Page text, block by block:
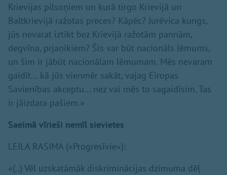
Krievijas pilsoņiem un kurā tirgo Krievijā un
Baltkrievijā ražotas preces? Kāpēc? Jurēvica kungs,
jūs nevarat iztikt bez Krievijā ražotām pannām,
degvīna, prjaņikiem? Šis var būt nacionāls lēmums,
un šim ir jābūt nacionālam lēmumam. Mēs nevaram
gaidīt... kā jūs vienmēr sakāt, vajag Eiropas
Savienības akceptu... nez vai mēs to sagaidīsim. Tas
ir jāizdara pašiem.»
Saeimā vīrieši nemīl sievietes
LEILA RASIMA («Progresīvie»):
«(..) Vēl uzskatāmāk diskriminācijas dzimuma dēļ